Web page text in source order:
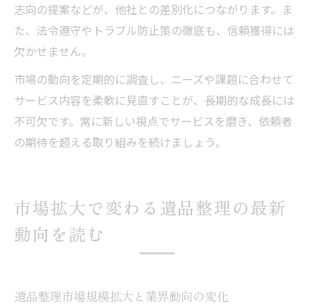
志向の提案などが、他社との差別化につながります。ま
た、法令遵守やトラブル防止策の徹底も、信頼獲得には
欠かせません。
市場の動向を定期的に調査し、ニーズや課題に合わせて
サービス内容を柔軟に見直すことが、長期的な成長には
不可欠です。常に新しい視点でサービスを磨き、依頼者
の期待を超える取り組みを続けましょう。
市場拡大で変わる遺品整理の最新
動向を読む
遺品整理市場規模拡大と業界動向の変化